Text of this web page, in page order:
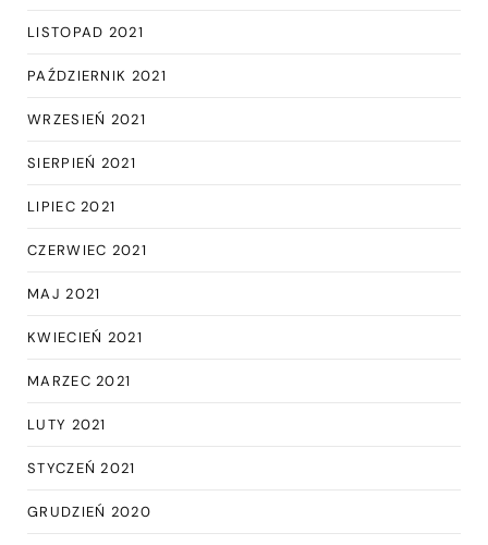
LISTOPAD 2021
PAŹDZIERNIK 2021
WRZESIEŃ 2021
SIERPIEŃ 2021
LIPIEC 2021
CZERWIEC 2021
MAJ 2021
KWIECIEŃ 2021
MARZEC 2021
LUTY 2021
STYCZEŃ 2021
GRUDZIEŃ 2020